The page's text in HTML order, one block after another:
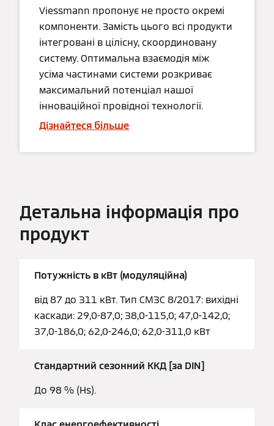
Viessmann пропонує не просто окремі
компоненти. Замість цього всі продукти
інтегровані в цілісну, скоординовану
систему. Оптимальна взаємодія між
усіма частинами системи розкриває
максимальний потенціал нашої
інноваційної провідної технології.
Дізнайтеся більше
Детальна інформація про
продукт
Потужність в кВт (модуляційна)
від 87 до 311 кВт. Тип CM3C 8/2017: вихідні
каскади: 29,0-87,0; 38,0-115,0; 47,0-142,0;
37,0-186,0; 62,0-246,0; 62,0-311,0 кВт
Стандартний сезонний ККД [за DIN]
До 98 % (Hs).